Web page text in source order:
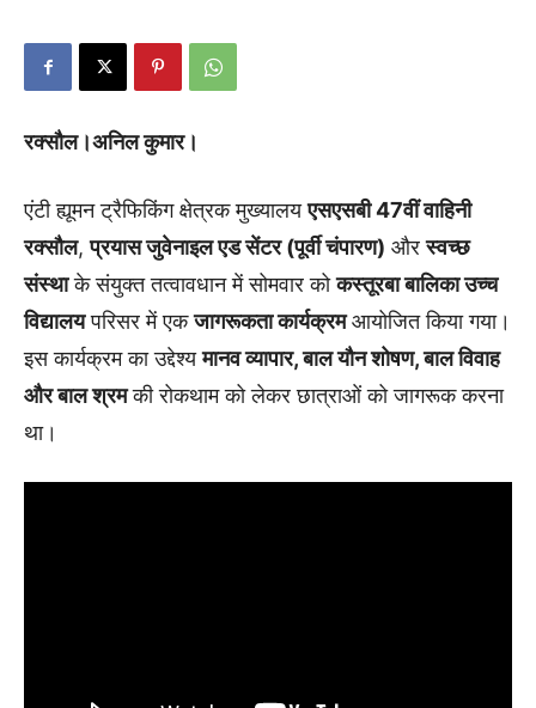
रक्सौल।अनिल कुमार।
एंटी ह्यूमन ट्रैफिकिंग क्षेत्रक मुख्यालयएसएसबी 47वीं वाहिनी
रक्सौल,प्रयास जुवेनाइल एड सेंटर (पूर्वी चंपारण) औरस्वच्छ
संस्थाके संयुक्त तत्वावधान में सोमवार कोकस्तूरबा बालिका उच्च
विद्यालयपरिसर में एकजागरूकता कार्यक्रमआयोजित किया गया।
इस कार्यक्रम का उद्देश्यमानव व्यापार, बाल यौन शोषण, बाल विवाह
और बाल श्रमकी रोकथाम को लेकर छात्राओं को जागरूक करना
था।